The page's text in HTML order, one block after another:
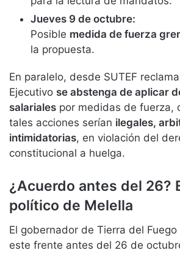
Jueves 9 de octubre:
Posible medida de fuerza
la propuesta.
En paralelo, desde SUTEF
Ejecutivo se abstenga de aplicar
salariales por medidas de fuerza,
tales acciones serían ilegales,
intimidatorias, en violación del
constitucional a huelga.
¿Acuerdo antes del 26?
político de Melella
El gobernador de Tierra del
este frente antes del 26 de